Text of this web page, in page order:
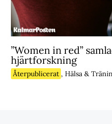
”Women in red”
hjärtforskning
Återpublicerat , Hälsa &